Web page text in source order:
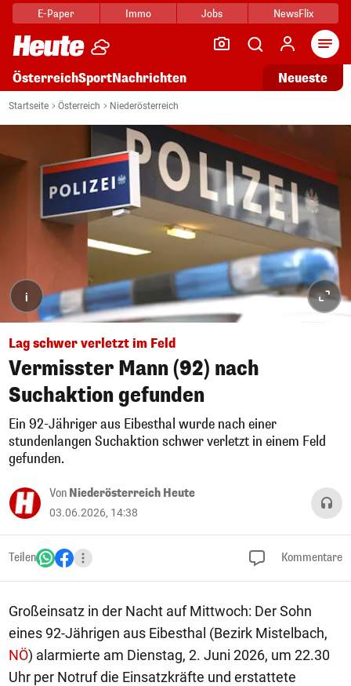
E-Paper Immo Jobs NewsFlix
ÖsterreichSportNachrichten Neueste
Startseite Österreich Niederösterreich
i
Lag schwer verletzt im Feld
Vermisster Mann (92) nach
Suchaktion gefunden
Ein 92-Jähriger aus Eibesthal wurde nach einer
stundenlangen Suchaktion schwer verletzt in einem Feld
gefunden.
Von Niederösterreich Heute
03.06.2026, 14:38
Teilen Kommentare
Großeinsatz in der Nacht auf Mittwoch: Der Sohn
eines 92-Jährigen aus Eibesthal (Bezirk Mistelbach,
NÖ) alarmierte am Dienstag, 2. Juni 2026, um 22.30
Uhr per Notruf die Einsatzkräfte und erstattete